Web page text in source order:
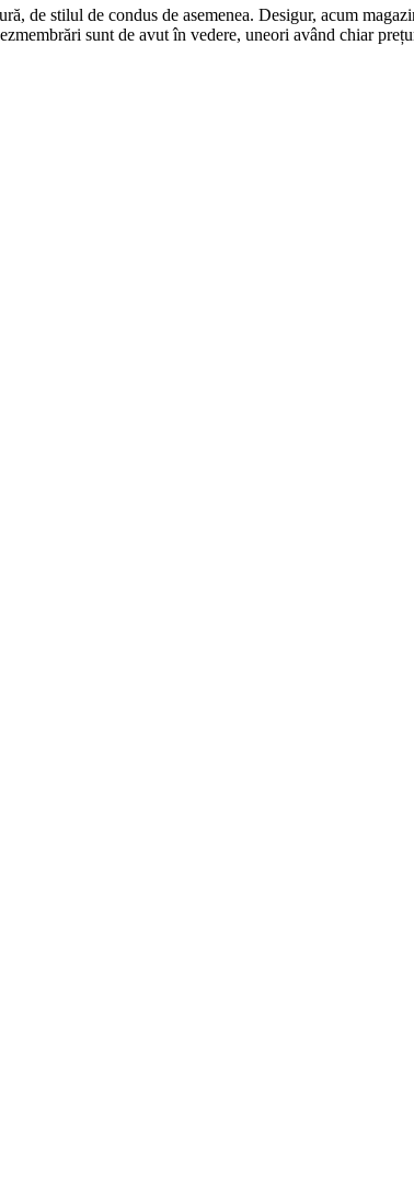
de stilul de condus de asemenea. Desigur, acum
sunt de avut în vedere, uneori având chiar